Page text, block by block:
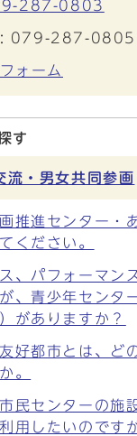
287-0803
: 079-287-0805
ォーム
す
流・男女共同参画
推進センター・
ください。
、パフォーマン
、青少年センタ
がありますか？
好都市とは、ど
。
民センターの施
用したいのです